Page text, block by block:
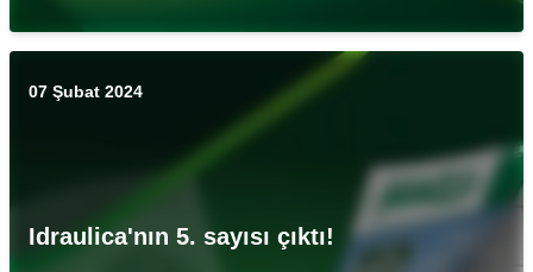
07 Şubat 2024
Idraulica'nın 5. sayısı çıktı!